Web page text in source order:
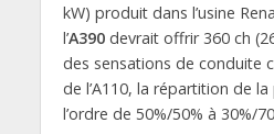
kW) produit dans l’usine
l’A390devrait offrir 360 ch
des sensations de conduite
de l’A110, la répartition de
l’ordre de 50%/50% à 30%/